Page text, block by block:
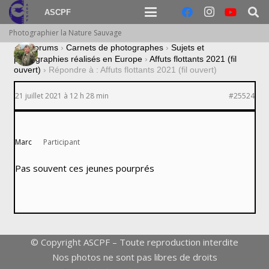
ASCPF
Photographier la Nature Sauvage
› Forums › Carnets de photographes › Sujets et
photographies réalisés en Europe › Affuts flottants 2021 (fil
ouvert) › Répondre à : Affuts flottants 2021 (fil ouvert)
21 juillet 2021 à 12 h 28 min #25524
Marc Participant
Pas souvent ces jeunes pourprés
© Copyright ASCPF – Toute reproduction interdite
Nos photos ne sont pas libres de droits